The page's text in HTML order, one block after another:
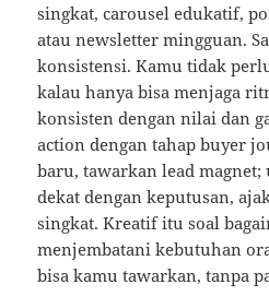
singkat, carousel edukatif,
atau newsletter mingguan.
konsistensi. Kamu tidak
kalau hanya bisa menjaga
konsisten dengan nilai dan
action dengan tahap buyer
baru, tawarkan lead magnet;
dekat dengan keputusan,
singkat. Kreatif itu soal
menjembatani kebutuhan
bisa kamu tawarkan, tanpa